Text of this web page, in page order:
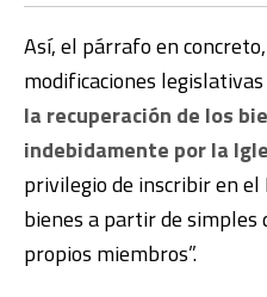
Así, el párrafo en
modificaciones
la recuperación de los
indebidamente por la
privilegio de inscribir en
bienes a partir de simples
propios miembros”.